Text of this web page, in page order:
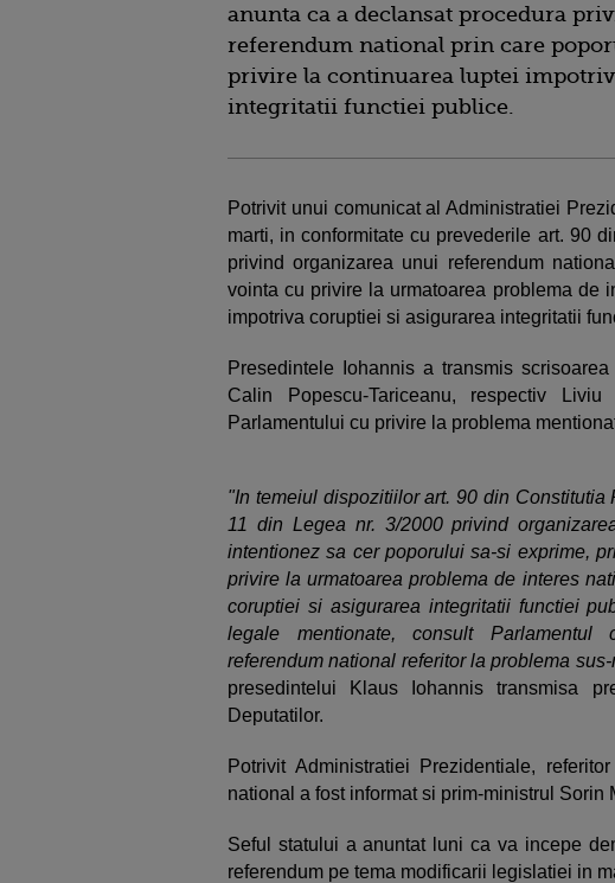
anunta ca a declansat procedura
referendum national prin care
privire la continuarea luptei
integritatii functiei publice.
Potrivit unui comunicat al Administratiei
marti, in conformitate cu prevederile art. 90
privind organizarea unui referendum
vointa cu privire la urmatoarea problema de
impotriva coruptiei si asigurarea integritatii
Presedintele Iohannis a transmis
Calin Popescu-Tariceanu, respectiv
Parlamentului cu privire la problema
"In temeiul dispozitiilor art. 90 din
11 din Legea nr. 3/2000 privind
intentionez sa cer poporului sa-si exprime,
privire la urmatoarea problema de interes
coruptiei si asigurarea integritatii functiei
legale mentionate, consult
referendum national referitor la problema
presedintelui Klaus Iohannis transmisa
Deputatilor.
Potrivit Administratiei Prezidentiale,
national a fost informat si prim-ministrul Sorin
Seful statului a anuntat luni ca va incepe
referendum pe tema modificarii legislatiei in